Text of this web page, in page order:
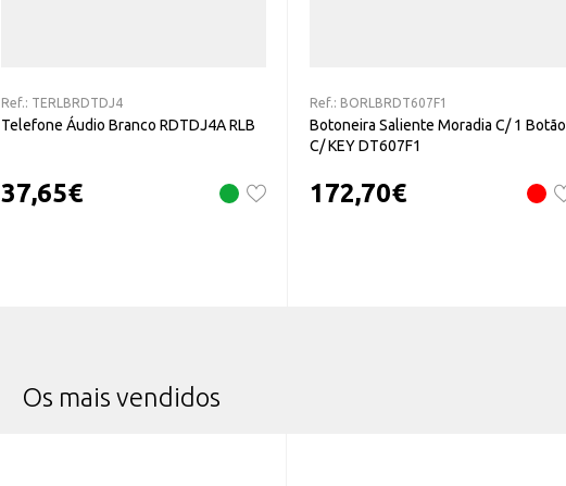
Ref.: TERLBRDTDJ4
Telefone Áudio Branco RDTDJ4A RLB
37,65€
Ref.: BORLBRDT607F1
Botoneira Saliente Moradia C/ 1 Botão
C/ KEY DT607F1
172,70€
Os mais vendidos